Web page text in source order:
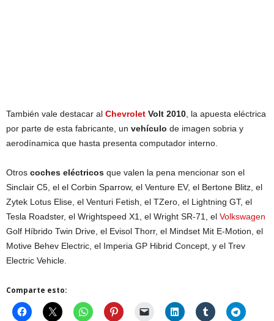
También vale destacar al Chevrolet Volt 2010 , la apuesta eléctrica
por parte de esta fabricante, un vehículo de imagen sobria y
aerodínamica que hasta presenta computador interno.
Otros coches eléctricos que valen la pena mencionar son el
Sinclair C5, el el Corbin Sparrow, el Venture EV, el Bertone Blitz, el
Zytek Lotus Elise, el Venturi Fetish, el TZero, el Lightning GT, el
Tesla Roadster, el Wrightspeed X1, el Wright SR-71, el Volkswagen
Golf Híbrido Twin Drive, el Evisol Thorr, el Mindset Mit E-Motion, el
Motive Behev Electric, el Imperia GP Hibrid Concept, y el Trev
Electric Vehicle.
Comparte esto: